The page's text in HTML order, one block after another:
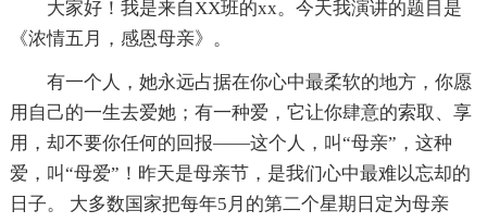
大家好！我是来自XX班的xx。今天我演讲的题目是
《浓情五月，感恩母亲》。
有一个人，她永远占据在你心中最柔软的地方，你愿
用自己的一生去爱她；有一种爱，它让你肆意的索取、享
用，却不要你任何的回报——这个人，叫“母亲”，这种
爱，叫“母爱”！昨天是母亲节，是我们心中最难以忘却的
日子。 大多数国家把每年5月的第二个星期日定为母亲